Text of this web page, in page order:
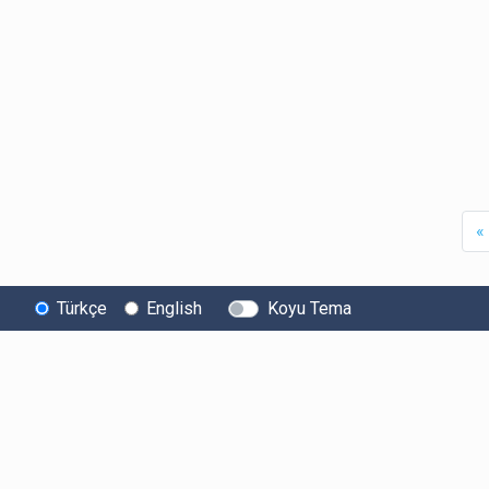
«
Türkçe English Koyu Tema